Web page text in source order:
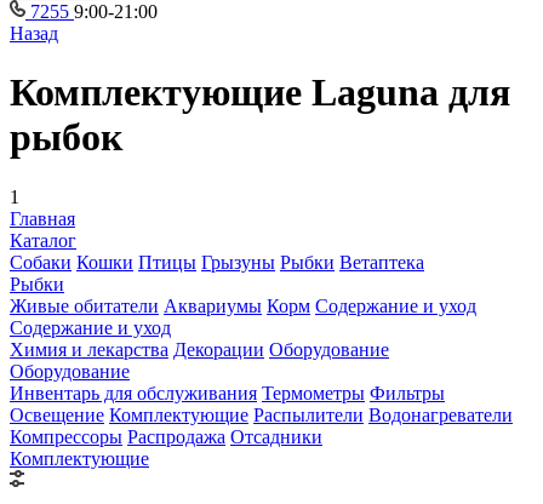
7255 9:00-21:00
Назад
Комплектующие Laguna для
рыбок
1
Главная
Каталог
Собаки Кошки Птицы Грызуны Рыбки Ветаптека
Рыбки
Живые обитатели Аквариумы Корм Содержание и уход
Содержание и уход
Химия и лекарства Декорации Оборудование
Оборудование
Инвентарь для обслуживания Термометры Фильтры
Освещение Комплектующие Распылители Водонагреватели
Компрессоры Распродажа Отсадники
Комплектующие